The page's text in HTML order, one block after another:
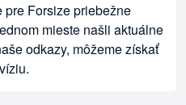
pre Forsize priebežne
mieste našli aktuálne
odkazy, môžeme získať